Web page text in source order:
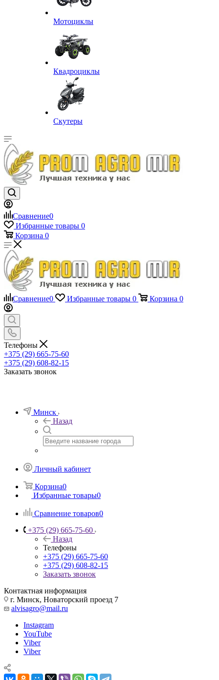
Мотоциклы
Квадроциклы
Скутеры
Сравнение0
Избранные товары 0
Корзина 0
Сравнение0 Избранные товары 0 Корзина 0
Телефоны
+375 (29) 665-75-60
+375 (29) 608-82-15
Заказать звонок
Минск
Назад
Личный кабинет
Корзина0
Избранные товары0
Сравнение товаров0
+375 (29) 665-75-60
Назад
Телефоны
+375 (29) 665-75-60
+375 (29) 608-82-15
Заказать звонок
Контактная информация
г. Минск, Новаторский проезд 7
alvisagro@mail.ru
Instagram
YouTube
Viber
Viber